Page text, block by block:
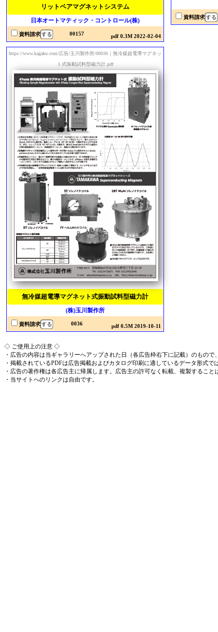
リットペアマグネットシステム
日本オートマティック・コントロール(株)
資料請求 00157 pdf 0.3M 2022-02-04
資料請求
https://www.kagaku.com/広告/玉川製作所/00036｜無冷媒超電導マグネッ
ト式振動試料型磁力計.pdf
無冷媒超電導マグネット式振動試料型磁力計
(株)玉川製作所
資料請求 0036 pdf 0.5M 2019-10-11
◇ ご使用上の注意 ◇
・広告の内容は当ギャラリーへアップされた日（各広告枠右下に記載）のもの
・掲載されているPDFは広告掲載およびカタログ印刷に適しているデータ形式
・広告の著作権は各広告主に帰属します。広告主の許可なく転載、複製すること
・当サイトへのリンクは自由です。